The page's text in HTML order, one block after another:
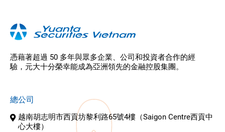
憑藉著超過 50 多年與眾多企業、公司和投資者合作的經
驗，元大十分榮幸能成為亞洲領先的金融控股集團。
總公司
越南胡志明市西貢坊黎利路65號4樓（Saigon Centre西貢中
心大樓）